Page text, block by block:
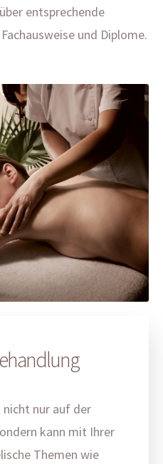
entsprechende
und Diplome.
nur auf der
kann mit Ihrer
Themen wie